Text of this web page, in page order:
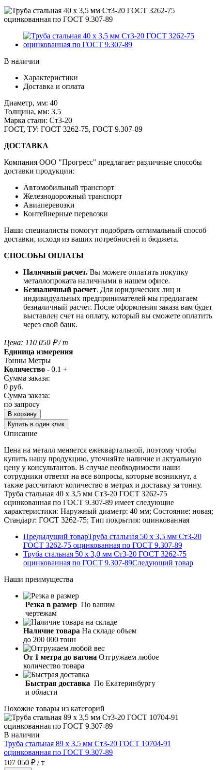
В наличии
Характеристики
Доставка и оплата
Диаметр, мм: 40
Толщина, мм: 3.5
Марка стали: Ст3-20
ГОСТ, ТУ: ГОСТ 3262-75, ГОСТ 9.307-89
ДОСТАВКА
Компания OOO "Прогресс" предлагает различные способы
доставки продукции:
Автомобильный транспорт
Железнодорожный транспорт
Авиаперевозки
Контейнерные перевозки
Наши специалисты помогут подобрать оптимальный способ
доставки, исходя из ваших потребностей и бюджета.
СПОСОБЫ ОПЛАТЫ
Наличный расчет. Вы можете оплатить покупку
металлопроката наличными в нашем офисе.
Безналичный расчет. Для юридических лиц и
индивидуальных предпринимателей мы предлагаем
безналичный расчет. После оформления заказа вам будет
выставлен счет на оплату, который вы сможете оплатить
через свой банк.
Цена: 110 050 ₽/ т
Единица измерения
Тонны Метры
Количество - 0.1 +
Сумма заказа:
0 руб.
Сумма заказа:
по запросу
В корзину
Купить в один клик
Описание
Цена на металл меняется ежеквартальной, поэтому чтобы
купить нашу продукцию, уточняйте наличие и актуальную
цену у консультантов. В случае необходимости наши
сотрудники ответят на все вопросы, которые возникнут, а
также рассчитают количество в метрах и доставку за тонну.
Труба стальная 40 х 3,5 мм Ст3-20 ГОСТ 3262-75
оцинкованная по ГОСТ 9.307-89 имеет следующие
характеристики: Наружный диаметр: 40 мм; Состояние: новая;
Стандарт: ГОСТ 3262-75; Тип покрытия: оцинкованная
Предыдущий товарТруба стальная 50 х 3,5 мм Ст3-20
ГОСТ 3262-75 оцинкованная по ГОСТ 9.307-89
Труба стальная 50 х 3,0 мм Ст3-20 ГОСТ 3262-75
оцинкованная по ГОСТ 9.307-89Следующий товар
Наши преимущества
Резка в размер По вашим
чертежам
Наличие товара На складе объем
до 200 000 тонн
От 1 метра до вагона Отгружаем любое
количество товара
Быстрая доставка По Екатеринбургу
и области
Похожие товары из категорий
В наличии
Труба стальная 89 х 3,5 мм Ст3-20 ГОСТ 10704-91
оцинкованная по ГОСТ 9.307-89
107 050 ₽ / т